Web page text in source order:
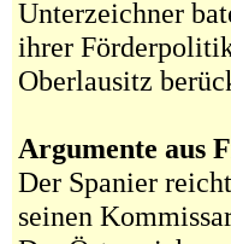
Unterzeichner
ihrer
Oberlausitz
Argumente aus
Der Spanier
seinen